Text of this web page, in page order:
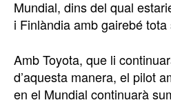
Mundial, dins del qual
i Finlàndia amb gairebé tota
Amb Toyota, que li
d’aquesta manera, el pilot
en el Mundial continuarà